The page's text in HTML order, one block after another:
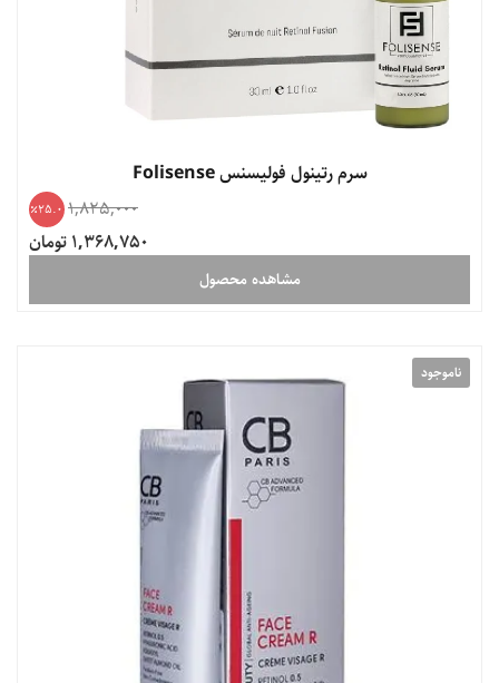
سرم رتینول فولیسنس Folisense
1,825,000
25.0
1,368,750 تومان
مشاهده محصول
ناموجود